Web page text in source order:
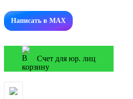
Написать в MAX
Счет для юр. лиц